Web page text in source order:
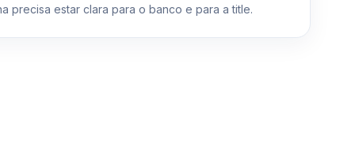
precisa estar clara para o banco e para a title.